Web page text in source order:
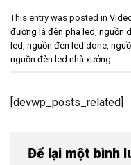
This entry was posted in
đường lá đèn pha led nguồn
led nguồn đèn led done
nguồn đèn led nhà xưởng
[devwp_posts_related]
Để lại một bình